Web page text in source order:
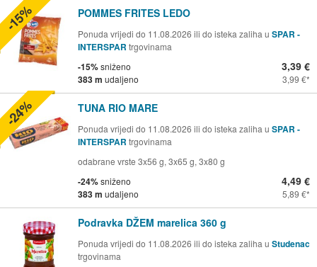
POMMES FRITES LEDO
Ponuda vrijedi do 11.08.2026 ili do isteka zaliha u SPAR -
INTERSPAR trgovinama
-15%sniženo
383 m udaljeno
3,39 €
3,99 €
-15%
TUNA RIO MARE
Ponuda vrijedi do 11.08.2026 ili do isteka zaliha u SPAR -
INTERSPAR trgovinama
odabrane vrste 3x56 g, 3x65 g, 3x80 g
-24%sniženo
383 m udaljeno
4,49 €
5,89 €
-24%
Podravka DŽEM marelica 360 g
Ponuda vrijedi do 11.08.2026 ili do isteka zaliha u Studenac
trgovinama